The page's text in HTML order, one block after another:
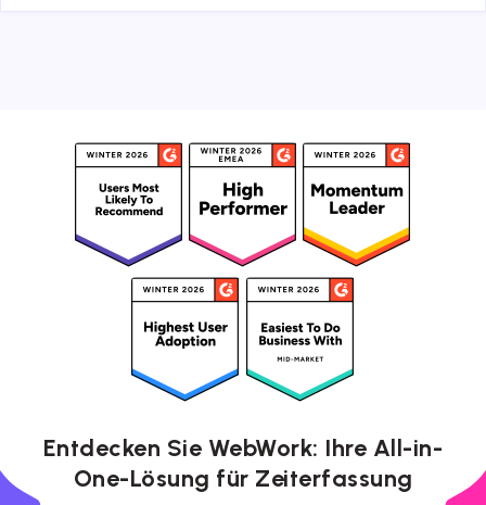
Entdecken Sie WebWork: Ihre All-in-
One-Lösung für Zeiterfassung